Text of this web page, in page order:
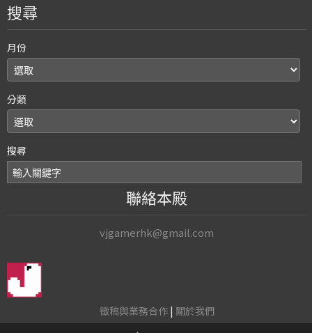
搜尋
月份
分類
搜尋
聯絡本殿
vjgamerhk@gmail.com
徵稿與業務合作| 關於我們